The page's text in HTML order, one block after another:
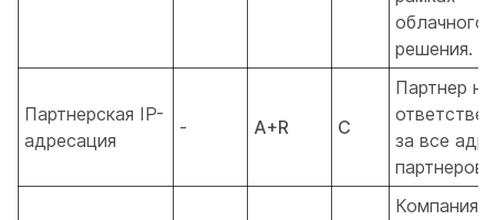
облачного
решения.
Партнерская IP-
адресация
- A+R C
Партнер
за все
партнеров.
Компания